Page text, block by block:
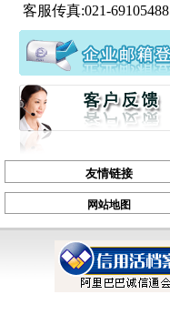
客服传真:021-69105488
友情链接
网站地图